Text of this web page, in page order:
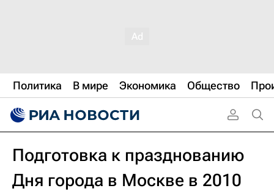
Политика В мире Экономика Общество
Подготовка к празднованию
Дня города в Москве в 2010